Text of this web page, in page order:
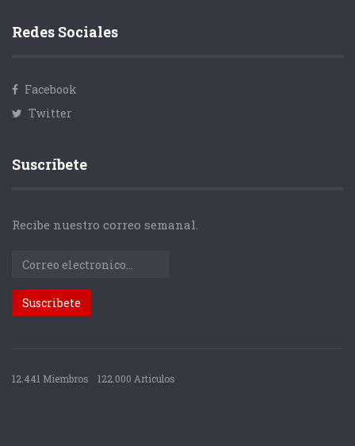
Redes Sociales
Facebook
Twitter
Suscríbete
Recibe nuestro correo semanal.
12.441 Miembros 122.000 Articulos